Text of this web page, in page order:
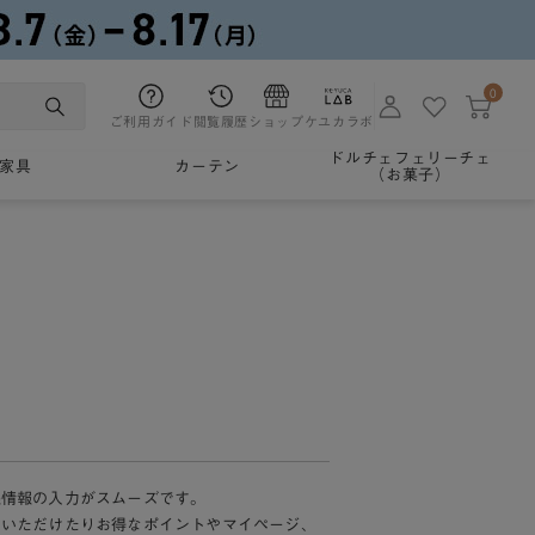
ご利用ガイド 閲覧履歴 ショップケユカラボ
0
家具 カーテン
ドルチェフェリーチェ
（お菓子）
報の入力がスムーズです。
ただけたりお得なポイントやマイページ、